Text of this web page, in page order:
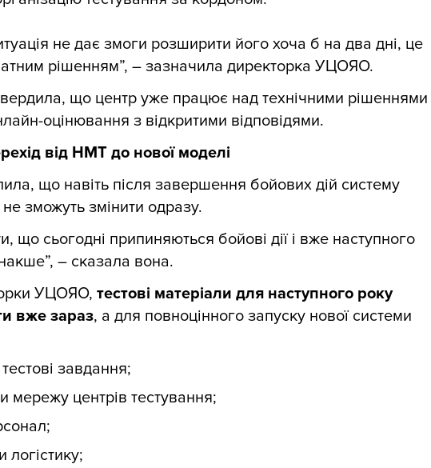
не дає змоги розширити його хоча б на два дні, це
рішенням”, – зазначила директорка УЦОЯО.
що центр уже працює над технічними рішеннями
оцінювання з відкритими відповідями.
від НМТ до нової моделі
що навіть після завершення бойових дій систему
зможуть змінити одразу.
що сьогодні припиняються бойові дії і вже наступного
– сказала вона.
УЦОЯО, тестові матеріали для наступного року
вже зараз, а для повноцінного запуску нової системи
завдання;
мережу центрів тестування;
логістику;